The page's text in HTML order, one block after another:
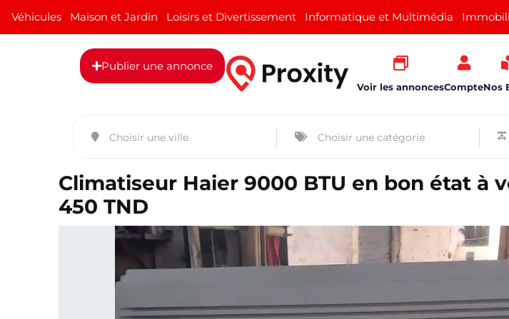
Véhicules Maison et Jardin Loisirs et Divertissement Informatique et Multimédia
Publier une annonce
Voir les annoncesCompteNos
Climatiseur Haier 9000 BTU en bon état à
450 TND